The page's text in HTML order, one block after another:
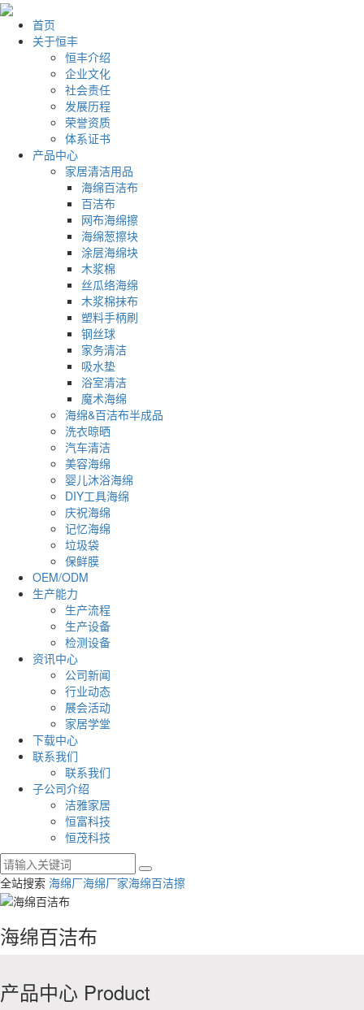
首页
关于恒丰
恒丰介绍
企业文化
社会责任
发展历程
荣誉资质
体系证书
产品中心
家居清洁用品
海绵百洁布
百洁布
网布海绵擦
海绵葱擦块
涂层海绵块
木浆棉
丝瓜络海绵
木浆棉抹布
塑料手柄刷
钢丝球
家务清洁
吸水垫
浴室清洁
魔术海绵
海绵&百洁布半成品
洗衣晾晒
汽车清洁
美容海绵
婴儿沐浴海绵
DIY工具海绵
庆祝海绵
记忆海绵
垃圾袋
保鲜膜
OEM/ODM
生产能力
生产流程
生产设备
检测设备
资讯中心
公司新闻
行业动态
展会活动
家居学堂
下载中心
联系我们
联系我们
子公司介绍
洁雅家居
恒富科技
恒茂科技
全站搜索 海绵厂海绵厂家海绵百洁擦
海绵百洁布
产品中心 Product